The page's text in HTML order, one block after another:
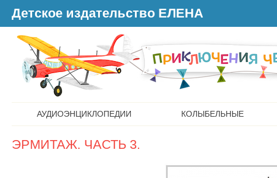
Детское издательство ЕЛЕНА
АУДИОЭНЦИКЛОПЕДИИ КОЛЫБЕЛЬНЫЕ
ЭРМИТАЖ. ЧАСТЬ 3.